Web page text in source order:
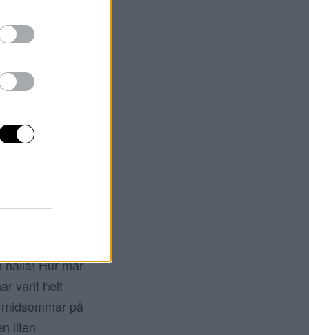
deluxe.
eld i baken
kan vara
hallå! Hur mår
varit helt
på
liten